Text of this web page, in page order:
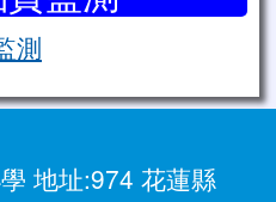
測
地址:974 花蓮縣